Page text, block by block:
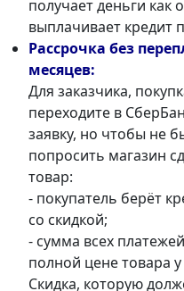
получает деньги как
выплачивает кредит
Рассрочка без
месяцев:
Для заказчика,
переходите в
заявку, но чтобы не
попросить магазин
товар:
- покупатель берёт
со скидкой;
- сумма всех
полной цене товара у
Скидка, которую